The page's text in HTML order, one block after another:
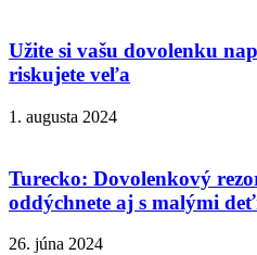
Užite si vašu dovolenku
riskujete veľa
1. augusta 2024
Turecko: Dovolenkový
oddýchnete aj s malými
26. júna 2024